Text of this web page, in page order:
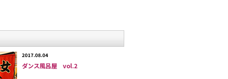
2017.08.04
ダンス風呂屋 vol.2